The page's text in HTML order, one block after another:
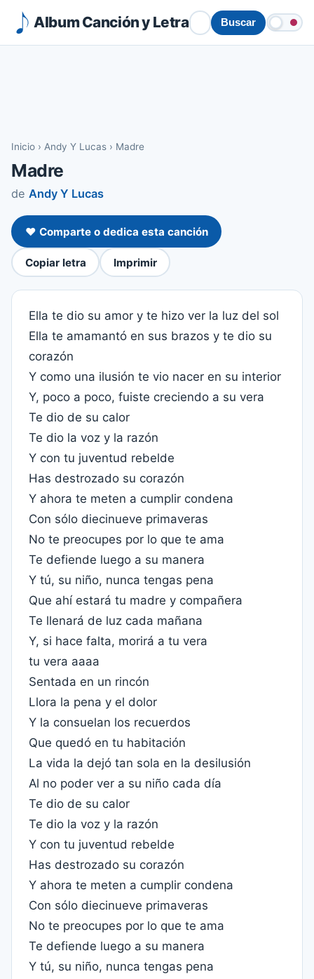
Album Canción y Letra Buscar
Inicio › Andy Y Lucas › Madre
Madre
de Andy Y Lucas
❤️ Comparte o dedica esta canción
Copiar letra Imprimir
Ella te dio su amor y te hizo ver la luz del sol
Ella te amamantó en sus brazos y te dio su
corazón
Y como una ilusión te vio nacer en su interior
Y, poco a poco, fuiste creciendo a su vera
Te dio de su calor
Te dio la voz y la razón
Y con tu juventud rebelde
Has destrozado su corazón
Y ahora te meten a cumplir condena
Con sólo diecinueve primaveras
No te preocupes por lo que te ama
Te defiende luego a su manera
Y tú, su niño, nunca tengas pena
Que ahí estará tu madre y compañera
Te llenará de luz cada mañana
Y, si hace falta, morirá a tu vera
tu vera aaaa
Sentada en un rincón
Llora la pena y el dolor
Y la consuelan los recuerdos
Que quedó en tu habitación
La vida la dejó tan sola en la desilusión
Al no poder ver a su niño cada día
Te dio de su calor
Te dio la voz y la razón
Y con tu juventud rebelde
Has destrozado su corazón
Y ahora te meten a cumplir condena
Con sólo diecinueve primaveras
No te preocupes por lo que te ama
Te defiende luego a su manera
Y tú, su niño, nunca tengas pena